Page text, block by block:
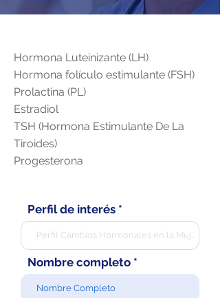
Hormona Luteinizante (LH)
Hormona folículo estimulante (FSH)
Prolactina (PL)
Estradiol
TSH (Hormona Estimulante De La
Tiroides)
Progesterona
Perfil de interés
Nombre completo